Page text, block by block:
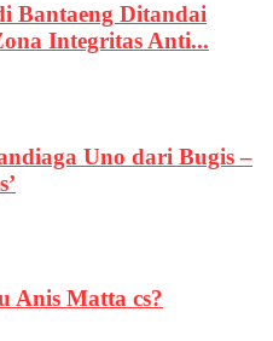
Bantaeng Ditandai
Integritas Anti...
Uno dari Bugis –
Anis Matta cs?